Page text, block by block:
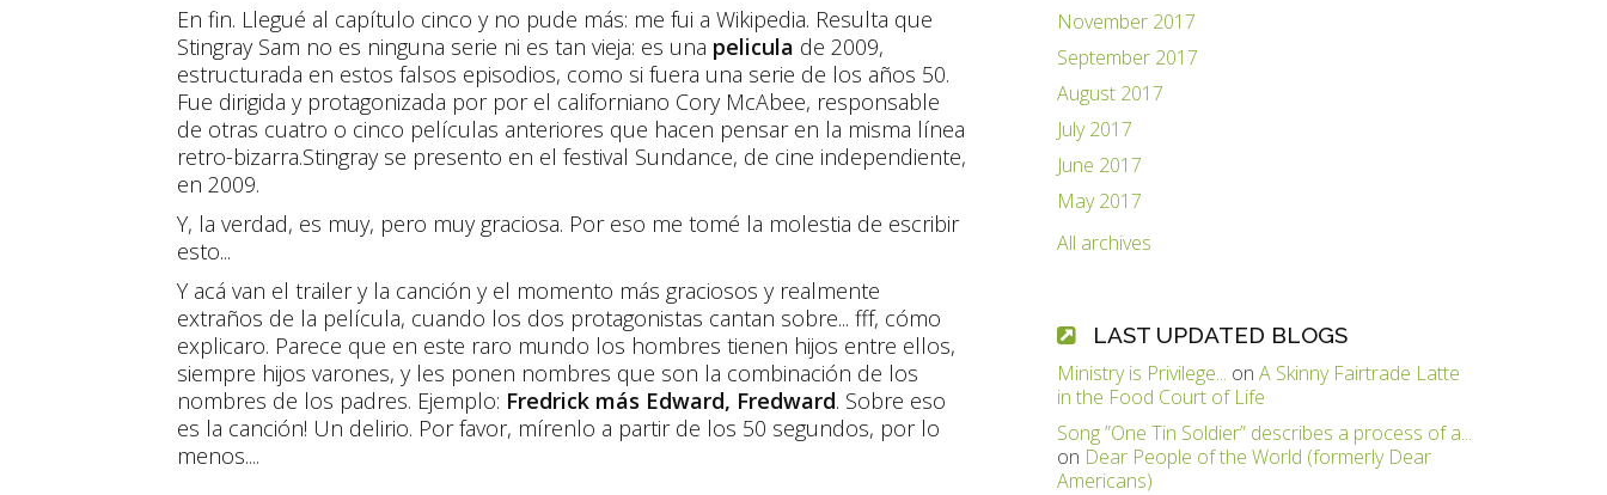
En fin. Llegué al capítulo cinco y no pude más: me fui a Wikipedia. Resulta que
Stingray Sam no es ninguna serie ni es tan vieja: es una pelicula de 2009,
estructurada en estos falsos episodios, como si fuera una serie de los años 50.
Fue dirigida y protagonizada por por el californiano Cory McAbee, responsable
de otras cuatro o cinco películas anteriores que hacen pensar en la misma línea
retro-bizarra.Stingray se presento en el festival Sundance, de cine independiente,
en 2009.
Y, la verdad, es muy, pero muy graciosa. Por eso me tomé la molestia de escribir
esto...
Y acá van el trailer y la canción y el momento más graciosos y realmente
extraños de la película, cuando los dos protagonistas cantan sobre... fff, cómo
explicaro. Parece que en este raro mundo los hombres tienen hijos entre ellos,
siempre hijos varones, y les ponen nombres que son la combinación de los
nombres de los padres. Ejemplo: Fredrick más Edward, Fredward. Sobre eso
es la canción! Un delirio. Por favor, mírenlo a partir de los 50 segundos, por lo
menos....
November 2017
September 2017
August 2017
July 2017
June 2017
May 2017
All archives
LAST UPDATED BLOGS
Ministry is Privilege... onA Skinny Fairtrade Latte
in the Food Court of Life
Song ”One Tin Soldier” describes a process of a...
on Dear People of the World (formerly Dear
Americans)